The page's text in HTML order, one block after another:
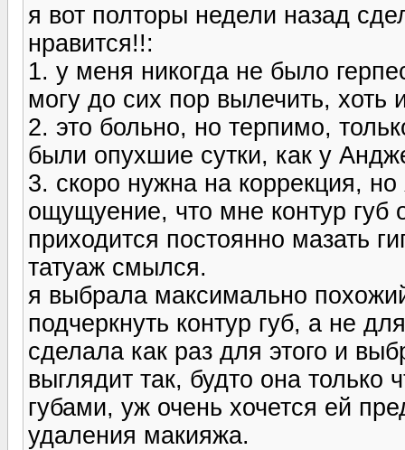
я вот полторы недели назад
нравится!!:
1. у меня никогда не было
могу до сих пор вылечить,
2. это больно, но терпимо,
были опухшие сутки, как у
3. скоро нужна на коррекция,
ощущуение, что мне контур губ
приходится постоянно мазать
татуаж смылся.
я выбрала максимально
подчеркнуть контур губ, а не
сделала как раз для этого и
выглядит так, будто она
губами, уж очень хочется ей
удаления макияжа.